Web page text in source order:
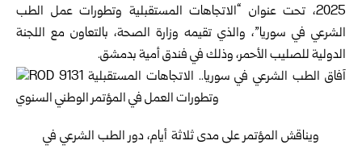
2025، تحت عنوان “الاتجاهات المستقبلية وتطورات عمل الطب
الشرعي في سوريا”، والذي تقيمه وزارة الصحة، بالتعاون مع اللجنة
الدولية للصليب الأحمر، وذلك في فندق أمية بدمشق.
ويناقش المؤتمر على مدى ثلاثة أيام، دور الطب الشرعي في